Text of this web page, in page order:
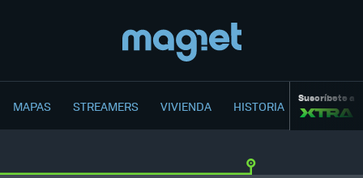
MAPAS STREAMERS VIVIENDA HISTORIA Suscríbete a